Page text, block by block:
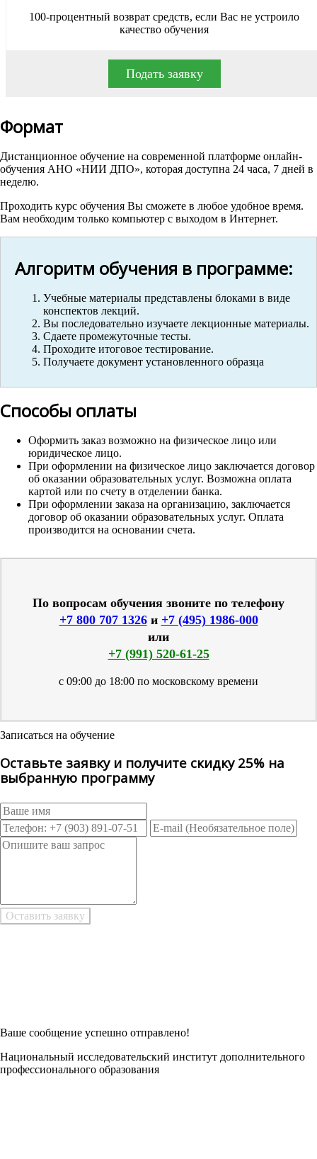
100-процентный возврат средств, если Вас не устроило
качество обучения
Подать заявку
Формат
Дистанционное обучение на современной платформе онлайн-
обучения АНО «НИИ ДПО», которая доступна 24 часа, 7 дней в
неделю.
Проходить курс обучения Вы сможете в любое удобное время.
Вам необходим только компьютер с выходом в Интернет.
Алгоритм обучения в программе:
Учебные материалы представлены блоками в виде
конспектов лекций.
Вы последовательно изучаете лекционные материалы.
Сдаете промежуточные тесты.
Проходите итоговое тестирование.
Получаете документ установленного образца
Способы оплаты
Оформить заказ возможно на физическое лицо или
юридическое лицо.
При оформлении на физическое лицо заключается договор
об оказании образовательных услуг. Возможна оплата
картой или по счету в отделении банка.
При оформлении заказа на организацию, заключается
договор об оказании образовательных услуг. Оплата
производится на основании счета.
По вопросам обучения звоните по телефону
+7 800 707 1326и +7 (495) 1986-000
или
+7 (991) 520-61-25
с 09:00 до 18:00 по московскому времени
Записаться на обучение
Оставьте заявку и получите скидку 25% на
выбранную программу
Ваше сообщение успешно отправлено!
Национальный исследовательский институт дополнительного
профессионального образования